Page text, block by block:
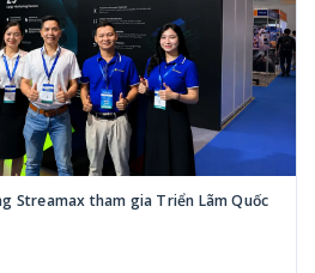
Streamax tham gia Triển Lãm Quốc